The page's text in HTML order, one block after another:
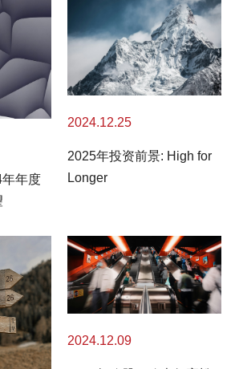
年度
2024.12.25
2025年投资前景: High for
Longer
2024.12.09